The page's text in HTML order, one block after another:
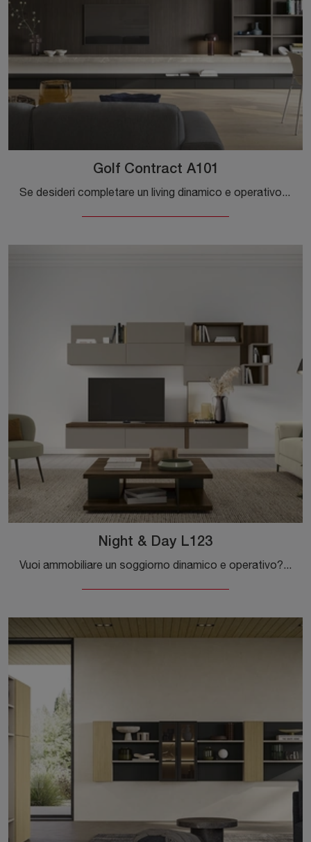
Golf Contract A101
Se desideri completare un living dinamico e operativo dalle linee moderne, ti offriamo la parete attrezzata Golf Contract A101 Colombini Casa.
Night & Day L123
Vuoi ammobiliare un soggiorno dinamico e operativo? Ecco a te la parete attrezzata Night & Day L123 Colombini Casa dalle linee decise moderne.